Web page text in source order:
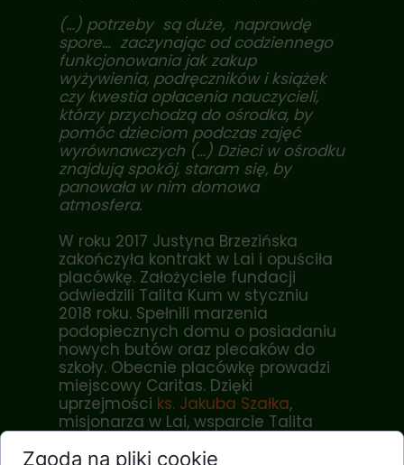
(…) potrzeby są duże, naprawdę
spore… zaczynając od codziennego
funkcjonowania jak zakup
wyżywienia, podręczników i książek
czy kwestia opłacenia nauczycieli,
którzy przychodzą do ośrodka, by
pomóc dzieciom podczas zajęć
wyrównawczych (…) Dzieci w ośrodku
znajdują spokój, staram się, by
panowała w nim domowa
atmosfera.
W roku 2017 Justyna Brzezińska
zakończyła kontrakt w Lai i opuściła
placówkę. Założyciele fundacji
odwiedzili Talita Kum w styczniu
2018 roku. Spełnili marzenia
podopiecznych domu o posiadaniu
nowych butów oraz plecaków do
szkoły. Obecnie placówkę prowadzi
miejscowy Caritas. Dzięki
uprzejmości ks. Jakuba Szałka,
misjonarza w Lai, wsparcie Talita
nadal jest możliwe.
Zgoda na pliki cookie